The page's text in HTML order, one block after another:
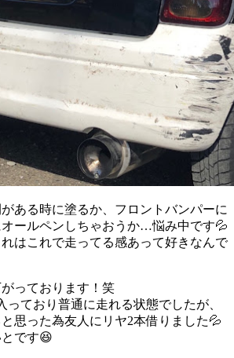
ある時に塗るか、フロントバンパーに
ールペンしちゃおうか…悩み中です💦
はこれで走ってる感あって好きなんで
っております！笑
っており普通に走れる状態でしたが、
思った為友人にリヤ2本借りました💦
です😆